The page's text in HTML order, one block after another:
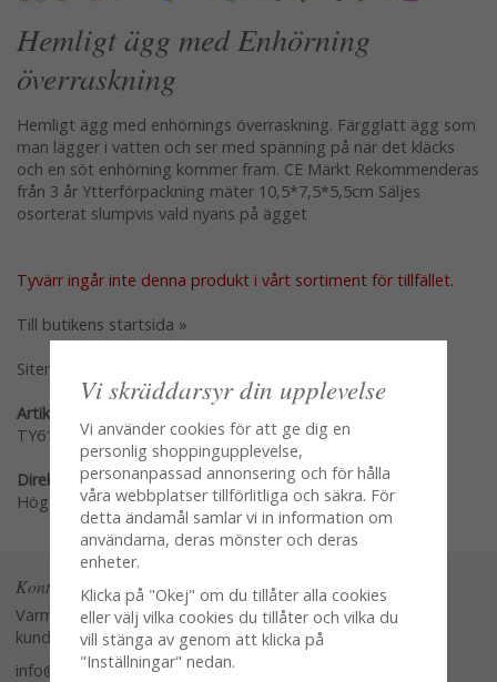
Hemligt ägg med Enhörning
överraskning
Hemligt ägg med enhörnings överraskning. Färgglatt ägg som
man lägger i vatten och ser med spänning på när det kläcks
och en söt enhörning kommer fram. CE Märkt Rekommenderas
från 3 år Ytterförpackning mäter 10,5*7,5*5,5cm Säljes
osorterat slumpvis vald nyans på ägget
Tyvärr ingår inte denna produkt i vårt sortiment för tillfället.
Till butikens startsida »
Sitemap »
Artikelnummer:
TY610
Direktlänk:
Högerklicka och kopiera adressen
Kontakta oss
Varmt välkommen att kontakta vår
kundtjänst.
info@glasverandan.se
Vi skräddarsyr din upplevelse
Vi använder cookies för att ge dig en
personlig shoppingupplevelse,
personanpassad annonsering och för hålla
våra webbplatser tillförlitliga och säkra. För
detta ändamål samlar vi in information om
användarna, deras mönster och deras
enheter.
Klicka på "Okej" om du tillåter alla cookies
eller välj vilka cookies du tillåter och vilka du
vill stänga av genom att klicka på
"Inställningar" nedan.